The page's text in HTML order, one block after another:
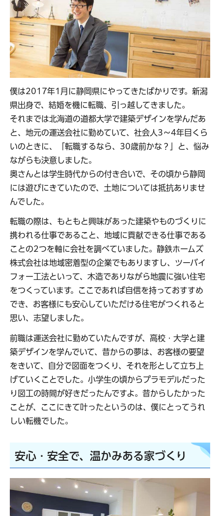
僕は2017年1月に静岡県にやってきたばかりです。新潟
県出身で、結婚を機に転職、引っ越してきました。
それまでは北海道の道都大学で建築デザインを学んだあ
と、地元の運送会社に勤めていて、社会人3～4年目くら
いのときに、「転職するなら、30歳前かな？」と、悩み
ながらも決意しました。
奥さんとは学生時代からの付き合いで、その頃から静岡
には遊びにきていたので、土地については抵抗ありませ
んでした。
転職の際は、もともと興味があった建築やものづくりに
携われる仕事であること、地域に貢献できる仕事である
ことの2つを軸に会社を調べていました。静鉄ホームズ
株式会社は地域密着型の企業でもありますし、ツーバイ
フォー工法といって、木造でありながら地震に強い住宅
をつくっています。ここであれば自信を持っておすすめ
でき、お客様にも安心していただける住宅がつくれると
思い、志望しました。
前職は運送会社に勤めていたんですが、高校・大学と建
築デザインを学んでいて、昔からの夢は、お客様の要望
をきいて、自分で図面をつくり、それを形として立ち上
げていくことでした。小学生の頃からプラモデルだった
り図工の時間が好きだったんですよ。昔からしたかった
ことが、ここにきて叶ったというのは、僕にとってうれ
しい転機でした。
安心・安全で、温かみある家づくり